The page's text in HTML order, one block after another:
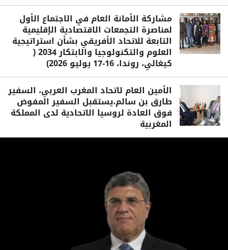
مشاركة الأمانة العام في الاجتماع الأول
لمناصرة التجمعات الاقتصادية الإقليمية
التابعة للاتحاد الأفريقي بشأن استراتيجية
العلوم والتكنولوجيا والابتكار 2034 (
كيغالي، روندا، 16-17 يوليو 2026)
الأمين العام لاتحاد المغرب العربي، السفير
طارق بن سالم،يستقبل السفير المفوض
فوق العادة لروسيا الاتحادية لدى المملكة
المغربية